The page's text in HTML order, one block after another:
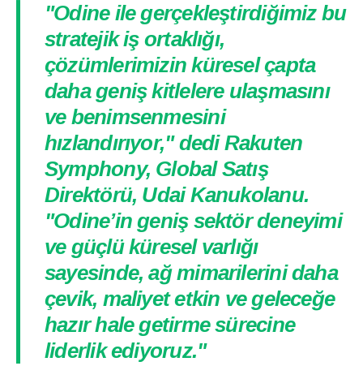
"Odine ile gerçekleştirdiğimiz bu
stratejik iş ortaklığı,
çözümlerimizin küresel çapta
daha geniş kitlelere ulaşmasını
ve benimsenmesini
hızlandırıyor," dedi Rakuten
Symphony, Global Satış
Direktörü, Udai Kanukolanu.
"Odine’in geniş sektör deneyimi
ve güçlü küresel varlığı
sayesinde, ağ mimarilerini daha
çevik, maliyet etkin ve geleceğe
hazır hale getirme sürecine
liderlik ediyoruz."